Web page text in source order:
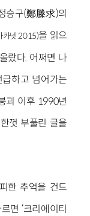
승구(鄭榺求)의
카넷 2015)을 읽으
랐다. 어쩌면 나
하고 넘어가는
괴 이후 1990년
껏 부풀린 글을
한 추억을 건드
면 ‘크리에이티